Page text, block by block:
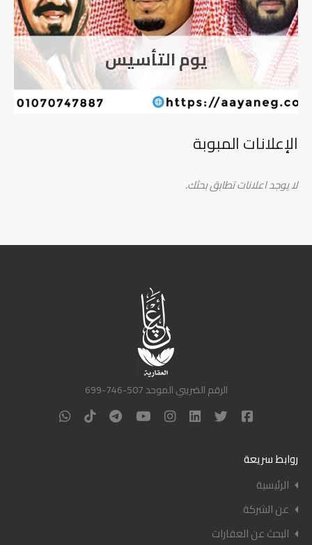
اورينتيشن شركة RIO
Development
الإعلانات المبوبة
لا يوجد اعلانات تطابق بحثك.
الرقم الضريبي الموحد 507-746-699
روابط سريعة
الرئيسية
عن الشركة
البحث عن العقارات